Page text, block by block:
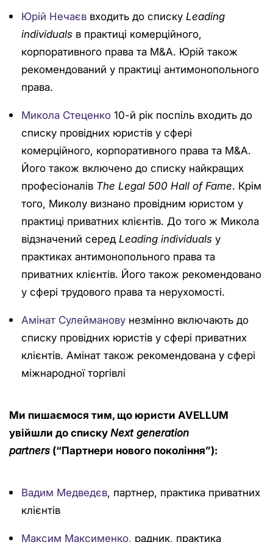
Юрій Нечаєв входить до списку Leading
individuals в практиці комерційного,
корпоративного права та M&A. Юрій також
рекомендований у практиці антимонопольного
права.
Микола Стеценко 10-й рік поспіль входить до
списку провідних юристів у сфері
комерційного, корпоративного права та M&A.
Його також включено до списку найкращих
професіоналів The Legal 500 Hall of Fame. Крім
того, Миколу визнано провідним юристом у
практиці приватних клієнтів. До того ж Микола
відзначений серед Leading individuals у
практиках антимонопольного права та
приватних клієнтів. Його також рекомендовано
у сфері трудового права та нерухомості.
Амінат Сулейманову незмінно включають до
списку провідних юристів у сфері приватних
клієнтів. Амінат також рекомендована у сфері
міжнародної торгівлі
Ми пишаємося тим, що юристи AVELLUM
увійшли до списку Next generation
partners (“Партнери нового покоління”):
Вадим Медведєв, партнер, практика приватних
клієнтів
Максим Максименко, радник, практика